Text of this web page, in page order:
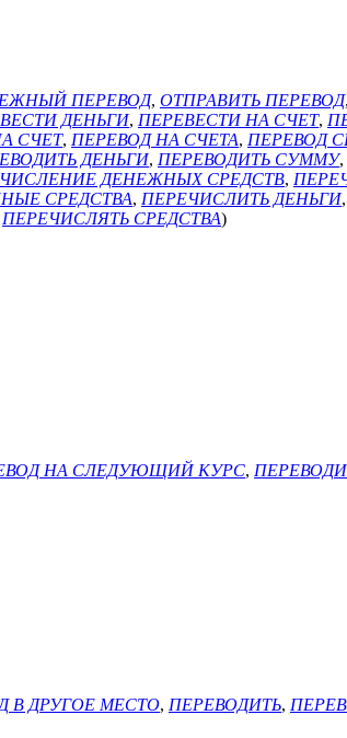
ПЕРЕВОД, ОТПРАВИТЬ ПЕРЕВОД,
ДЕНЬГИ, ПЕРЕВЕСТИ НА СЧЕТ,
СЧЕТ, ПЕРЕВОД НА СЧЕТА, ПЕРЕВОД
ДЕНЬГИ, ПЕРЕВОДИТЬ СУММУ,
ДЕНЕЖНЫХ СРЕДСТВ,
СРЕДСТВА, ПЕРЕЧИСЛИТЬ ДЕНЬГИ,
ПЕРЕЧИСЛЯТЬ СРЕДСТВА)
НА СЛЕДУЮЩИЙ КУРС,
В ДРУГОЕ МЕСТО, ПЕРЕВОДИТЬ,